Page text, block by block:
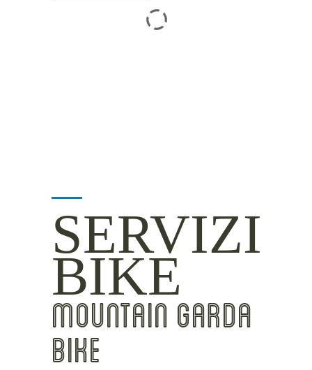
ROVERETO M.BALDO V/GRESTA
SERVIZI
BIKE
MOUNTAIN GARDA
BIKE